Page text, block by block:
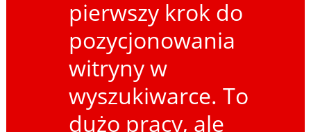
pierwszy krok do
pozycjonowania
witryny w
wyszukiwarce. To
dużo pracy, ale